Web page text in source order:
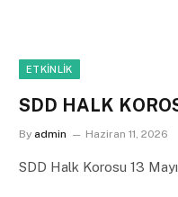
ETKINLIK
SDD HALK
By admin Haziran 11, 2026
SDD Halk Korosu 13